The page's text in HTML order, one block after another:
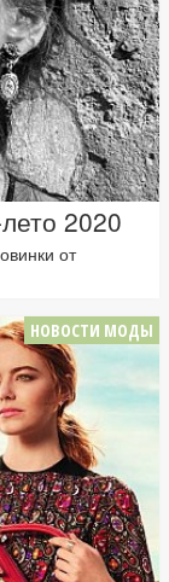
2020
от
НОВОСТИ МОДЫ